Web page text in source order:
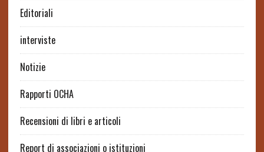
Editoriali
interviste
Notizie
Rapporti OCHA
Recensioni di libri e articoli
Report di associazioni o istituzioni